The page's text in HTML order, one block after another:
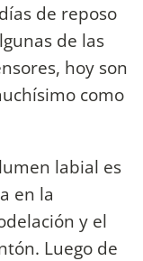
de reposo
de las
hoy son
como
labial es
en la
y el
Luego de